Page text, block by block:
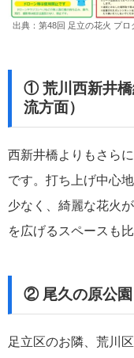
出典： 第48回 足立の花火 プロ
① 荒川西新井橋
流方面）
西新井橋よりもさら
です。打ち上げ中心
少なく、綺麗な花火
を広げるスペースも
② 尾久の原公園
足立区のお隣、荒川